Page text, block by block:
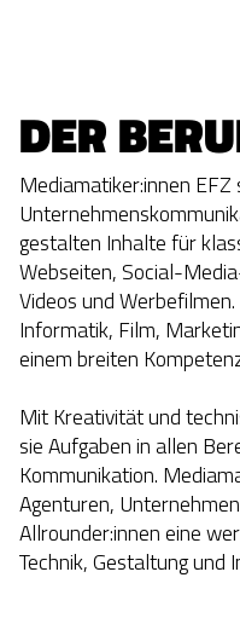
DER
Mediamatiker:innen
gestalten Inhalte für
Webseiten, Social-
Videos und
Informatik, Film,
einem breiten
Mit Kreativität und
sie Aufgaben in allen
Kommunikation.
Agenturen,
Allrounder:innen eine
Technik, Gestaltung und